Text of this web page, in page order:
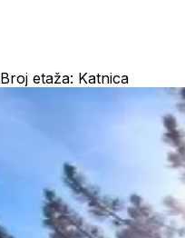
Broj etaža: Katnica